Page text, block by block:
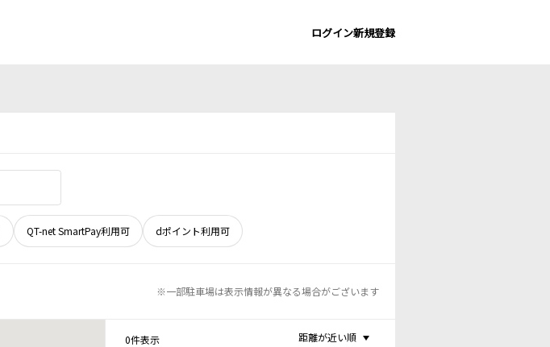
ログイン新規登録
QT-net SmartPay利用可 dポイント利用可
※一部駐車場は表示情報が異なる場合がございます
0件表示 距離が近い順